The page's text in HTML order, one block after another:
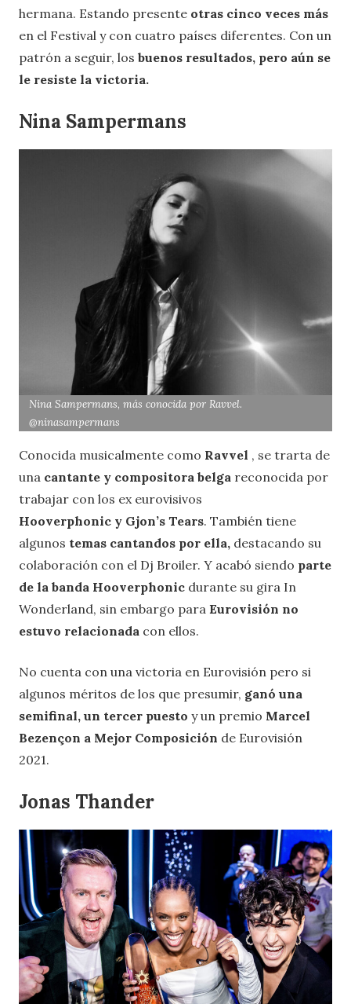
hermana. Estando presente otras cinco veces más
en el Festival y con cuatro países diferentes. Con un
patrón a seguir, los buenos resultados, pero aún se
le resiste la victoria.
Nina Sampermans
Nina Sampermans, más conocida por Ravvel.
@ninasampermans
Conocida musicalmente como Ravvel , se trarta de
una cantante y compositora belga reconocida por
trabajar con los ex eurovisivos
Hooverphonic y Gjon’s Tears. También tiene
algunos temas cantandos por ella, destacando su
colaboración con el Dj Broiler. Y acabó siendo parte
de la banda Hooverphonic durante su gira In
Wonderland, sin embargo para Eurovisión no
estuvo relacionada con ellos.
No cuenta con una victoria en Eurovisión pero si
algunos méritos de los que presumir, ganó una
semifinal, un tercer puesto y un premio Marcel
Bezençon a Mejor Composición de Eurovisión
2021.
Jonas Thander